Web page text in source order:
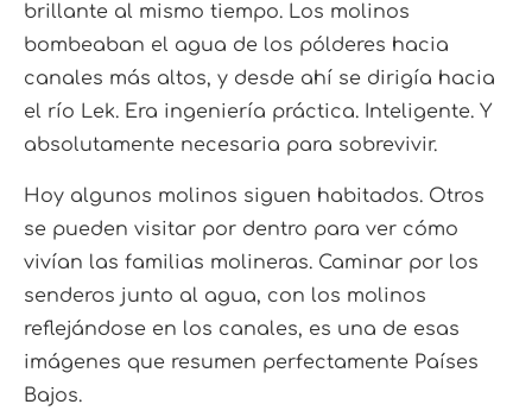
brillante al mismo tiempo. Los molinos
bombeaban el agua de los pólderes hacia
canales más altos, y desde ahí se dirigía hacia
el río Lek. Era ingeniería práctica. Inteligente. Y
absolutamente necesaria para sobrevivir.
Hoy algunos molinos siguen habitados. Otros
se pueden visitar por dentro para ver cómo
vivían las familias molineras. Caminar por los
senderos junto al agua, con los molinos
reflejándose en los canales, es una de esas
imágenes que resumen perfectamente Países
Bajos.